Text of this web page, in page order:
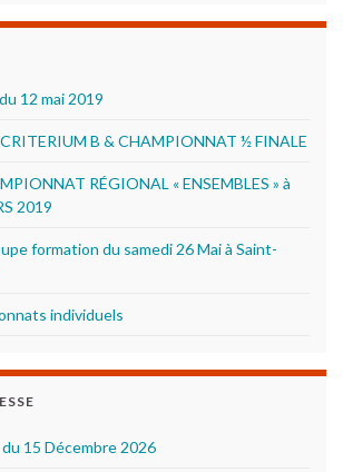
12 mai 2019
B & CHAMPIONNAT ½ FINALE
RÉGIONAL « ENSEMBLES » à
2019
formation du samedi 26 Mai à Saint-
individuels
du 15 Décembre 2026